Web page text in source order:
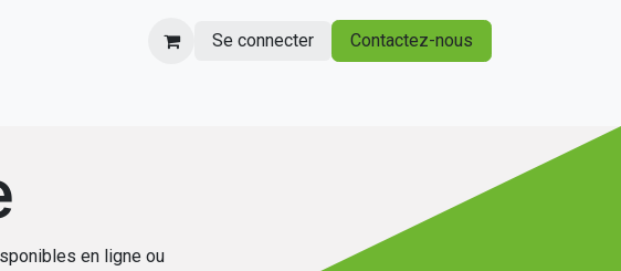
Se connecter Contactez-nous
en ligne ou